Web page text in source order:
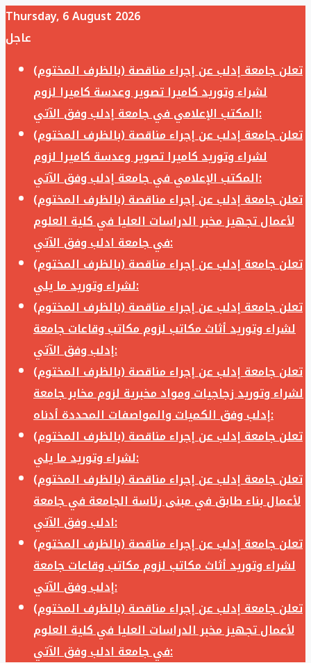
Thursday, 6 August 2026
عاجل
تعلن جامعة إدلب عن إجراء مناقصة (بالظرف المختوم)
لشراء وتوريد كاميرا تصوير وعدسة كاميرا لزوم
المكتب الإعلامي في جامعة إدلب وفق الآتي:
تعلن جامعة إدلب عن إجراء مناقصة (بالظرف المختوم)
لشراء وتوريد كاميرا تصوير وعدسة كاميرا لزوم
المكتب الإعلامي في جامعة إدلب وفق الآتي:
تعلن جامعة إدلب عن إجراء مناقصة (بالظرف المختوم)
لأعمال تجهيز مخبر الدراسات العليا في كلية العلوم
في جامعة ادلب وفق الآتي:
تعلن جامعة إدلب عن إجراء مناقصة (بالظرف المختوم)
لشراء وتوريد ما يلي:
تعلن جامعة إدلب عن إجراء مناقصة (بالظرف المختوم)
لشراء وتوريد أثاث مكاتب لزوم مكاتب وقاعات جامعة
إدلب وفق الآتي:
تعلن جامعة إدلب عن إجراء مناقصة (بالظرف المختوم)
لشراء وتوريد زجاجيات ومواد مخبرية لزوم مخابر جامعة
إدلب وفق الكميات والمواصفات المحددة أدناه:
تعلن جامعة إدلب عن إجراء مناقصة (بالظرف المختوم)
لشراء وتوريد ما يلي:
تعلن جامعة إدلب عن إجراء مناقصة (بالظرف المختوم)
لأعمال بناء طابق في مبنى رئاسة الجامعة في جامعة
ادلب وفق الآتي:
تعلن جامعة إدلب عن إجراء مناقصة (بالظرف المختوم)
لشراء وتوريد أثاث مكاتب لزوم مكاتب وقاعات جامعة
إدلب وفق الآتي:
تعلن جامعة إدلب عن إجراء مناقصة (بالظرف المختوم)
لأعمال تجهيز مخبر الدراسات العليا في كلية العلوم
في جامعة ادلب وفق الآتي: